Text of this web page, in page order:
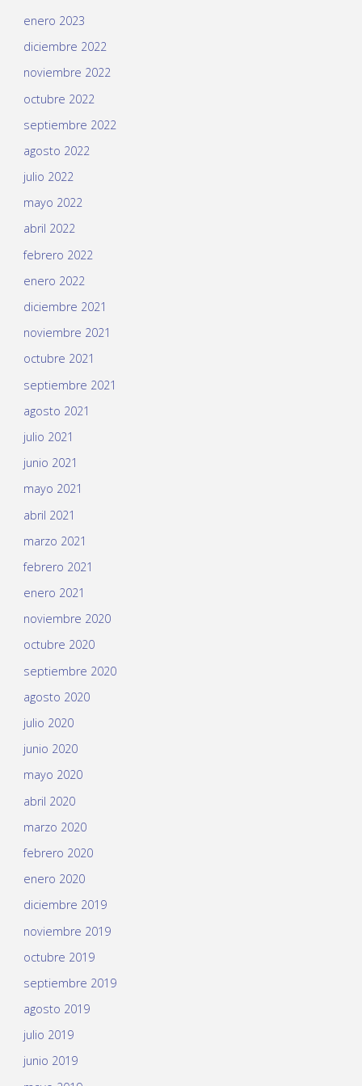
enero 2023
diciembre 2022
noviembre 2022
octubre 2022
septiembre 2022
agosto 2022
julio 2022
mayo 2022
abril 2022
febrero 2022
enero 2022
diciembre 2021
noviembre 2021
octubre 2021
septiembre 2021
agosto 2021
julio 2021
junio 2021
mayo 2021
abril 2021
marzo 2021
febrero 2021
enero 2021
noviembre 2020
octubre 2020
septiembre 2020
agosto 2020
julio 2020
junio 2020
mayo 2020
abril 2020
marzo 2020
febrero 2020
enero 2020
diciembre 2019
noviembre 2019
octubre 2019
septiembre 2019
agosto 2019
julio 2019
junio 2019